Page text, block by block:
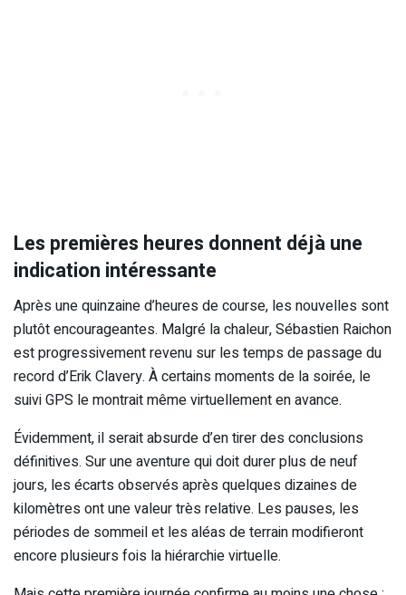
Les premières heures donnent déjà une
indication intéressante
Après une quinzaine d’heures de course, les nouvelles sont
plutôt encourageantes. Malgré la chaleur, Sébastien Raichon
est progressivement revenu sur les temps de passage du
record d’Erik Clavery. À certains moments de la soirée, le
suivi GPS le montrait même virtuellement en avance.
Évidemment, il serait absurde d’en tirer des conclusions
définitives. Sur une aventure qui doit durer plus de neuf
jours, les écarts observés après quelques dizaines de
kilomètres ont une valeur très relative. Les pauses, les
périodes de sommeil et les aléas de terrain modifieront
encore plusieurs fois la hiérarchie virtuelle.